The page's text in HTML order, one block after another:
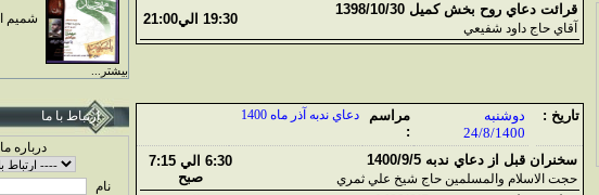
قرائت دعاي روح بخش کميل 1398/10/30
19:30 الي21:00
آقاي حاج داود شفيعي
تاريخ :
دوشنبه
24/8/1400
مراسم
:
دعاي ندبه آذر ماه 1400
سخنران قبل از دعاي ندبه 1400/9/5
6:30 الي 7:15
صبح
حجت الاسلام والمسلمين حاج شيخ علي ثمري
شميم
بيشتر...
ارتباط با ما
درباره ما
نام